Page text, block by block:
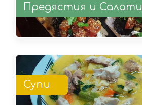
Предястия и Салати
Супи